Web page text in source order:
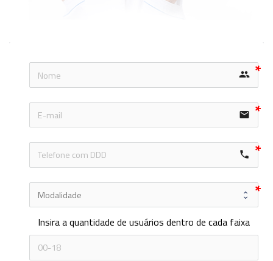
group
email
local_phone
Insira a quantidade de usuários dentro de cada faixa